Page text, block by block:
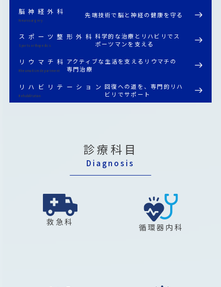
脳神経外科
Neurosurgery
先端技術で脳と神経の健康を守る
スポーツ整形外科
Sports orthopedics
科学的な治療とリハビリでス
ポーツマンを支える
リウマチ科
Rheumatism department
アクティブな生活を支えるリウマチの
専門治療
リハビリテーション
Rehabilitation
回復への道を、専門的リハ
ビリでサポート
診療科目
Diagnosis
救急科 循環器内科